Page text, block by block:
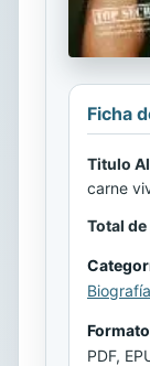
Ficha
Titulo
carne
Total
Biografía
PDF,